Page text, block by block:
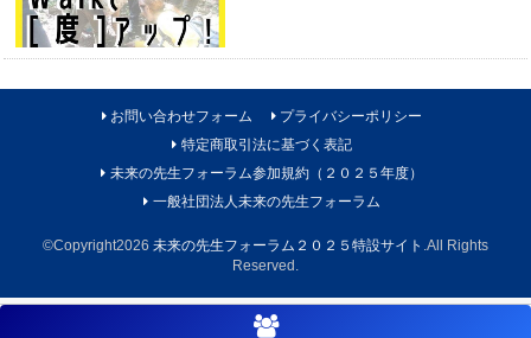
お問い合わせフォーム
プライバシーポリシー
特定商取引法に基づく表記
未来の先生フォーラム参加規約（２０２５年度）
一般社団法人未来の先生フォーラム
©Copyright2026 未来の先生フォーラム２０２５特設サイト .All Rights
Reserved.